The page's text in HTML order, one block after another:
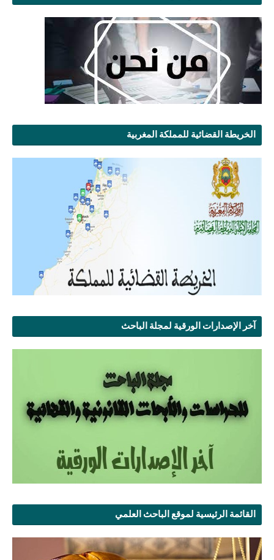
الخريطة القضائية للمملكة المغربية
آخر الإصدارات الورقية لمجلة الباحث
القائمة الرئيسية لموقع الباحث العلمي